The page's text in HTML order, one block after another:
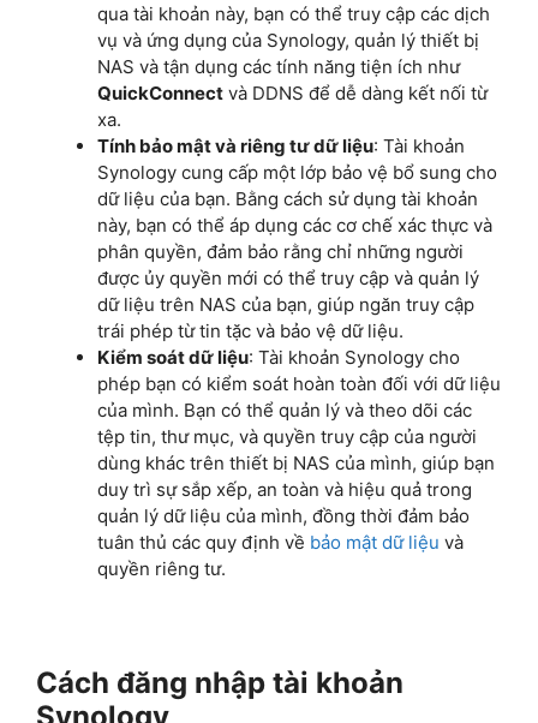
qua tài khoản này, bạn có thể truy cập các dịch
vụ và ứng dụng của Synology, quản lý thiết bị
NAS và tận dụng các tính năng tiện ích như
QuickConnect và DDNS để dễ dàng kết nối từ
xa.
Tính bảo mật và riêng tư dữ liệu: Tài khoản
Synology cung cấp một lớp bảo vệ bổ sung cho
dữ liệu của bạn. Bằng cách sử dụng tài khoản
này, bạn có thể áp dụng các cơ chế xác thực và
phân quyền, đảm bảo rằng chỉ những người
được ủy quyền mới có thể truy cập và quản lý
dữ liệu trên NAS của bạn, giúp ngăn truy cập
trái phép từ tin tặc và bảo vệ dữ liệu.
Kiểm soát dữ liệu: Tài khoản Synology cho
phép bạn có kiểm soát hoàn toàn đối với dữ liệu
của mình. Bạn có thể quản lý và theo dõi các
tệp tin, thư mục, và quyền truy cập của người
dùng khác trên thiết bị NAS của mình, giúp bạn
duy trì sự sắp xếp, an toàn và hiệu quả trong
quản lý dữ liệu của mình, đồng thời đảm bảo
tuân thủ các quy định về bảo mật dữ liệu và
quyền riêng tư.
Cách đăng nhập tài khoản
Synology